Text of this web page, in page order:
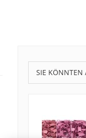
SIE KÖNNTEN